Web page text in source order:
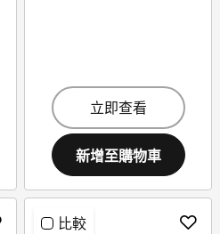
立即查看
新增至購物車
比較